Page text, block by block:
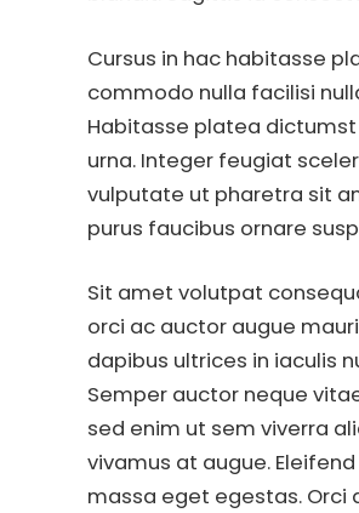
Cursus in hac habitasse
commodo nulla facilisi
Habitasse platea
urna. Integer feugiat
vulputate ut pharetra sit
purus faucibus ornare
Sit amet volutpat
orci ac auctor augue
dapibus ultrices in iaculis
Semper auctor neque
sed enim ut sem viverra
vivamus at augue.
massa eget egestas. Orci